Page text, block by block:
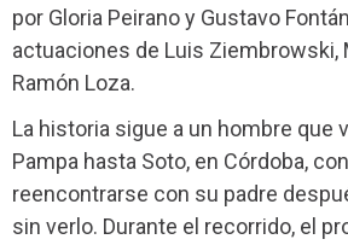
por Gloria Peirano y Gustavo
actuaciones de Luis Ziembrowski,
Ramón Loza.
La historia sigue a un hombre que
Pampa hasta Soto, en Córdoba,
reencontrarse con su padre
sin verlo. Durante el recorrido, el